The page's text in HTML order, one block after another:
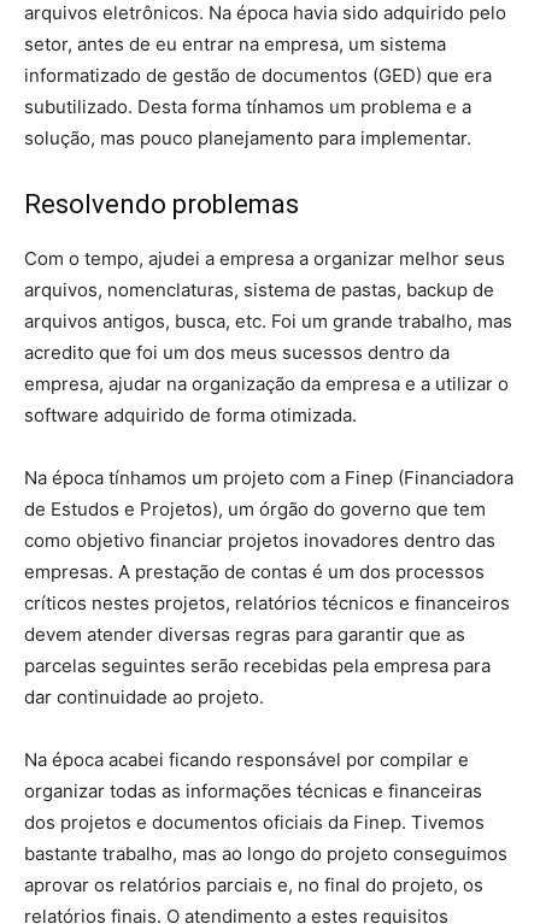
arquivos eletrônicos. Na época havia sido adquirido pelo
setor, antes de eu entrar na empresa, um sistema
informatizado de gestão de documentos (GED) que era
subutilizado. Desta forma tínhamos um problema e a
solução, mas pouco planejamento para implementar.
Resolvendo problemas
Com o tempo, ajudei a empresa a organizar melhor seus
arquivos, nomenclaturas, sistema de pastas, backup de
arquivos antigos, busca, etc. Foi um grande trabalho, mas
acredito que foi um dos meus sucessos dentro da
empresa, ajudar na organização da empresa e a utilizar o
software adquirido de forma otimizada.
Na época tínhamos um projeto com a Finep (Financiadora
de Estudos e Projetos), um órgão do governo que tem
como objetivo financiar projetos inovadores dentro das
empresas. A prestação de contas é um dos processos
críticos nestes projetos, relatórios técnicos e financeiros
devem atender diversas regras para garantir que as
parcelas seguintes serão recebidas pela empresa para
dar continuidade ao projeto.
Na época acabei ficando responsável por compilar e
organizar todas as informações técnicas e financeiras
dos projetos e documentos oficiais da Finep. Tivemos
bastante trabalho, mas ao longo do projeto conseguimos
aprovar os relatórios parciais e, no final do projeto, os
relatórios finais. O atendimento a estes requisitos